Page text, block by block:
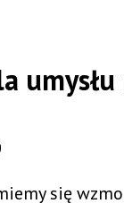
się